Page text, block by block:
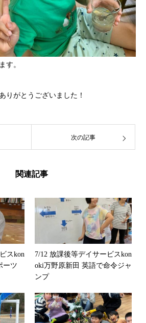
す。
りがとうございました！
次の記事
関連記事
スkon
ーツ
7/12 放課後等デイサービスkon
oki万野原新田 英語で命令ジャ
ンプ